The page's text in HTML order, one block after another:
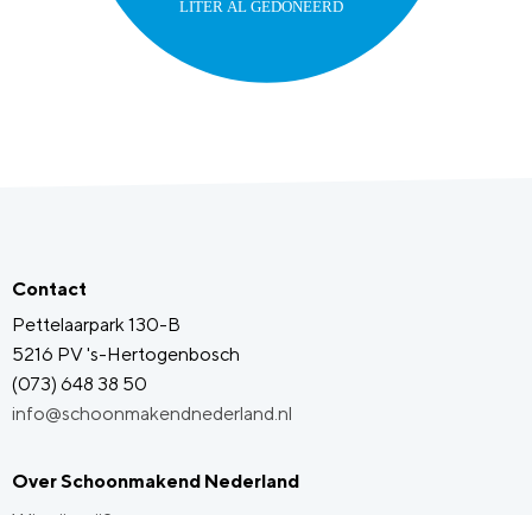
Contact
Pettelaarpark 130-B
5216 PV 's-Hertogenbosch
(073) 648 38 50
info@schoonmakendnederland.nl
Over Schoonmakend Nederland